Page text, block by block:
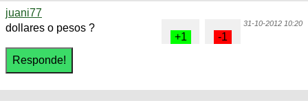
juani77
31-10-2012 10:20
dollares o pesos ?